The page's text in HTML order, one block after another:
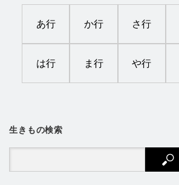
あ行 か行 さ行
は行 ま行 や行
生きもの検索